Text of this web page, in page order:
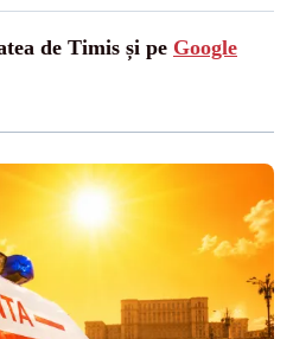
de Timis și pe Google